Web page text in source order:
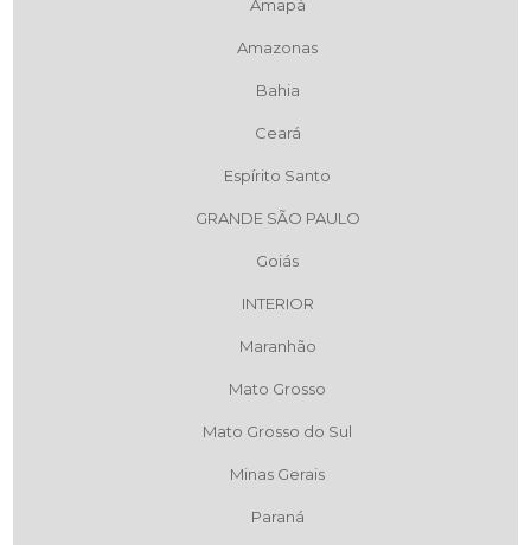
Amapá
Amazonas
Bahia
Ceará
Espírito Santo
GRANDE SÃO PAULO
Goiás
INTERIOR
Maranhão
Mato Grosso
Mato Grosso do Sul
Minas Gerais
Paraná